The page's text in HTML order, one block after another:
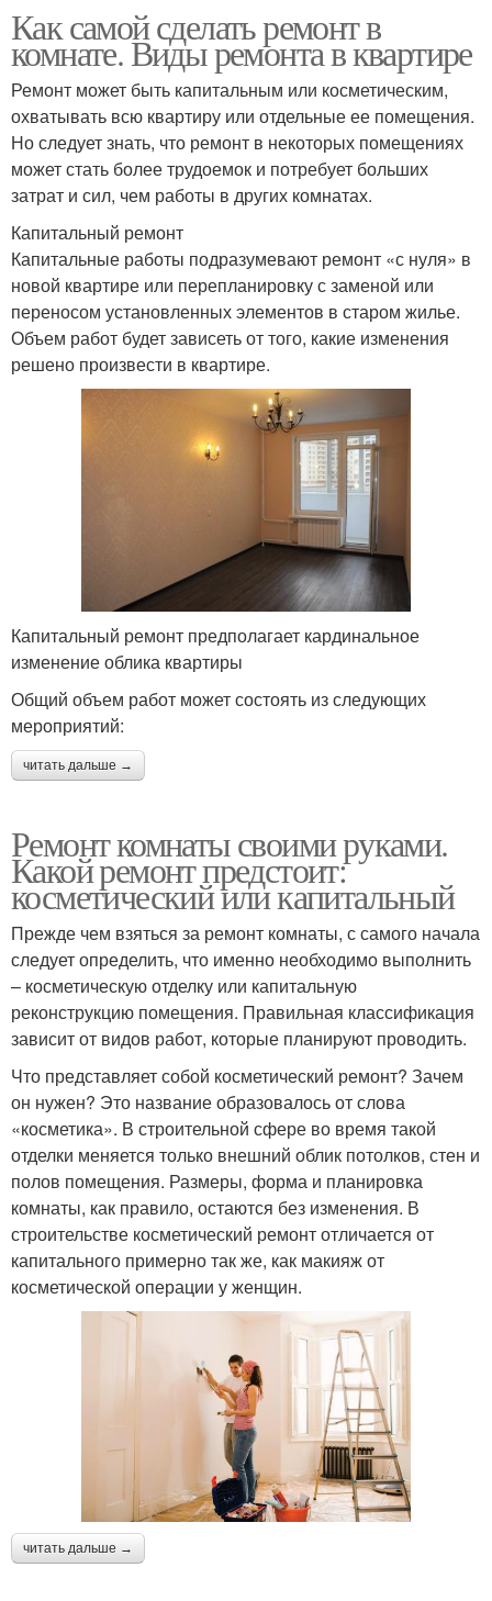
Как самой сделать ремонт в
комнате. Виды ремонта в квартире
Ремонт может быть капитальным или косметическим,
охватывать всю квартиру или отдельные ее помещения.
Но следует знать, что ремонт в некоторых помещениях
может стать более трудоемок и потребует больших
затрат и сил, чем работы в других комнатах.
Капитальный ремонт
Капитальные работы подразумевают ремонт «с нуля» в
новой квартире или перепланировку с заменой или
переносом установленных элементов в старом жилье.
Объем работ будет зависеть от того, какие изменения
решено произвести в квартире.
Капитальный ремонт предполагает кардинальное
изменение облика квартиры
Общий объем работ может состоять из следующих
мероприятий:
читать дальше →
Ремонт комнаты своими руками.
Какой ремонт предстоит:
косметический или капитальный
Прежде чем взяться за ремонт комнаты, с самого начала
следует определить, что именно необходимо выполнить
– косметическую отделку или капитальную
реконструкцию помещения. Правильная классификация
зависит от видов работ, которые планируют проводить.
Что представляет собой косметический ремонт? Зачем
он нужен? Это название образовалось от слова
«косметика». В строительной сфере во время такой
отделки меняется только внешний облик потолков, стен и
полов помещения. Размеры, форма и планировка
комнаты, как правило, остаются без изменения. В
строительстве косметический ремонт отличается от
капитального примерно так же, как макияж от
косметической операции у женщин.
читать дальше →